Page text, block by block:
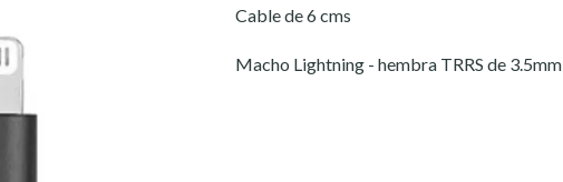
Cable de 6 cms
Macho Lightning - hembra TRRS de 3.5mm